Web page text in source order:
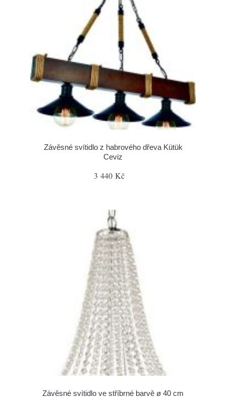
Závěsné svítidlo z habrového dřeva Kütük
Ceviz
3 440 Kč
Závěsné svítidlo ve stříbrné barvě ø 40 cm